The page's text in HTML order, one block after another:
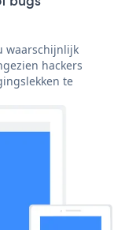
waarschijnlijk
hackers
te